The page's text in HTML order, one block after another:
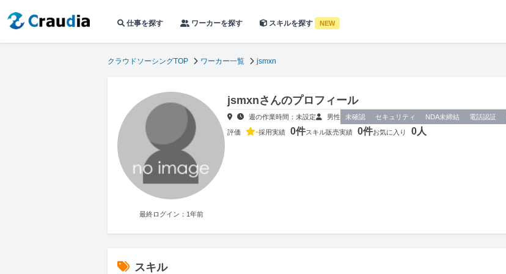
仕事を探す ワーカーを探す スキルを探す NEW
クラウドソーシングTOP ワーカー一覧 jsmxn
最終ログイン：1年前
jsmxnさんのプロフィール
週の作業時間：未設定 男性 未確認 セキュリティ NDA未締結 電話認証
評価 -採用実績 0件スキル販売実績 0件お気に入り 0人
スキル